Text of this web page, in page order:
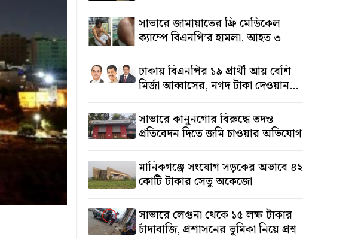
সাভারে জামায়াতের ফ্রি মেডিকেল
ক্যাম্পে বিএনপি’র হামলা, আহত ৩
ঢাকায় বিএনপির ১৯ প্রার্থী আয় বেশি
মির্জা আব্বাসের, নগদ টাকা দেওয়ান
সালাউদ্দিনের, অস্থাবর সম্পত্তি
তমিজউদ্দিনের
সাভারে কানুনগোর বিরুদ্ধে তদন্ত
প্রতিবেদন দিতে জমি চাওয়ার অভিযোগ
মানিকগঞ্জে সংযোগ সড়কের অভাবে ৪২
কোটি টাকার সেতু অকেজো
সাভারে লেগুনা থেকে ১৫ লক্ষ টাকার
চাঁদাবাজি, প্রশাসনের ভূমিকা নিয়ে প্রশ্ন